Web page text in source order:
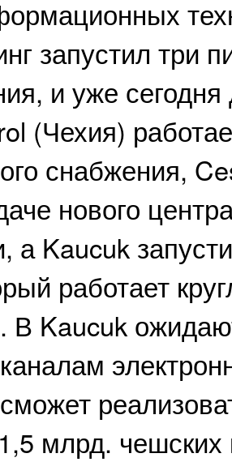
запустил три
и уже
(Чехия)
снабжения,
нового
а Kaucuk
работает
Kaucuk
млрд. чешских